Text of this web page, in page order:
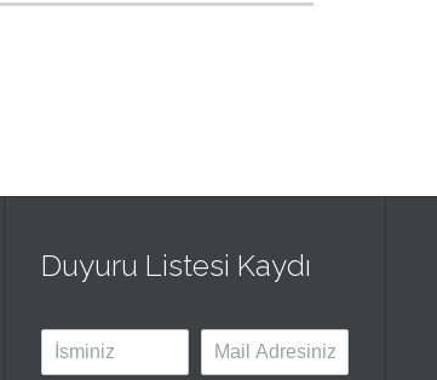
Duyuru Listesi Kaydı